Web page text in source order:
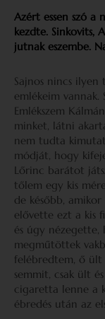
Azért essen szó a
kezdte. Sinkovits,
jutnak eszembe.
Sajnos nincs ilyen
emlékeim vannak.
Emlékszem
minket, látni
nem tudta
módját, hogy
Lőrinc barátot
tőlem egy kis
de később,
elővette ezt a kis
és úgy nézegette,
megműtöttek
felébredtem, ő
semmit, csak ült
cigaretta lenne a
ébredés után az